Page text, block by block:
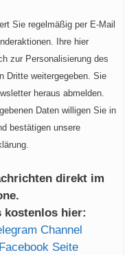
Sie regelmäßig per E-Mail
Ihre hier
zur Personalisierung des
Dritte weitergegeben. Sie
heraus abmelden.
Daten willigen Sie in
bestätigen unsere
direkt im
kostenlos hier:
Channel
Seite